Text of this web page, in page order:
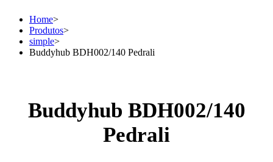
Home>
Produtos>
simple>
Buddyhub BDH002/140 Pedrali
Buddyhub BDH002/140
Pedrali